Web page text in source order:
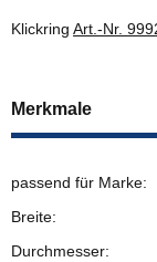
Klickring Art.-Nr.
Merkmale
passend für Marke:
Breite:
Durchmesser: